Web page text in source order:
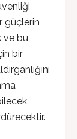
güçlerin
ve bu
bir